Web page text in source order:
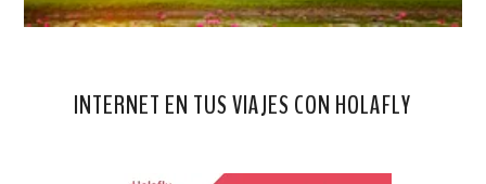
INTERNET EN TUS VIAJES CON HOLAFLY